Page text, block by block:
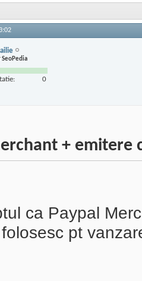
SeoPedia
0
+ emitere
ca Paypal
pt